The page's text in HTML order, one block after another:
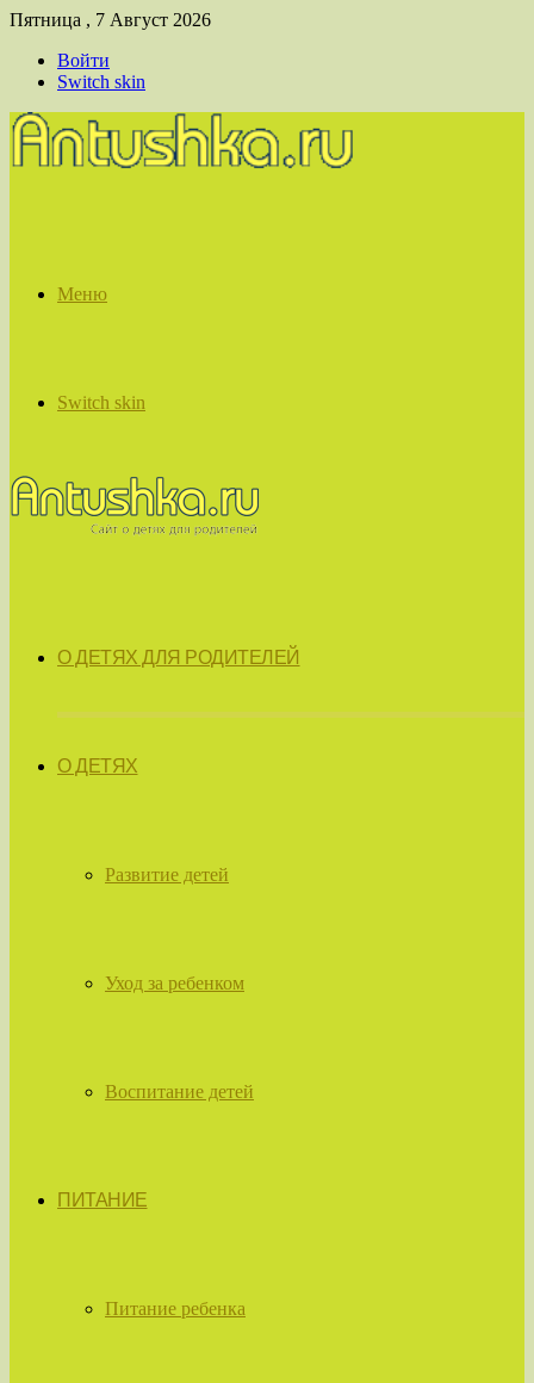
Пятница , 7 Август 2026
Войти
Switch skin
Меню
Switch skin
О ДЕТЯХ ДЛЯ РОДИТЕЛЕЙ
О ДЕТЯХ
Развитие детей
Уход за ребенком
Воспитание детей
ПИТАНИЕ
Питание ребенка